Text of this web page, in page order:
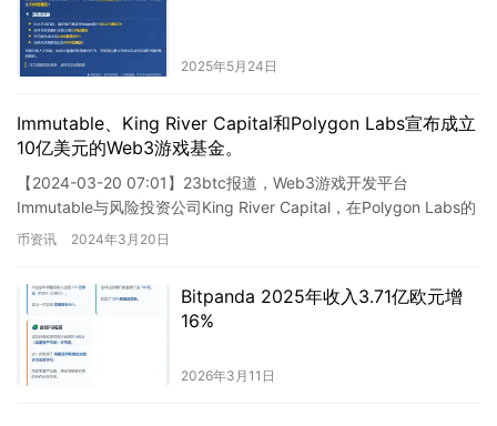
2025年5月24日
Immutable、King River Capital和Polygon Labs宣布成立
10亿美元的Web3游戏基金。
【2024-03-20 07:01】23btc报道，Web3游戏开发平台
Immutable与风险投资公司King River Capital，在Polygon Labs的
支持下，共…
币资讯 2024年3月20日
Bitpanda 2025年收入3.71亿欧元增
16%
2026年3月11日